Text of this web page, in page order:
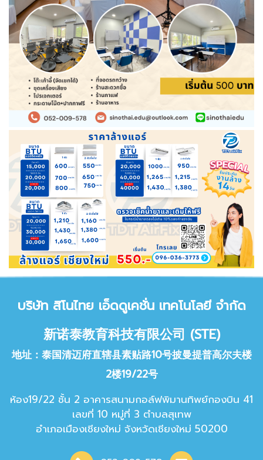
บริษัท สิโนไทย เอ็ดดูเคชั่น เทคโนโลยี จำกัด
新诺泰教育科技有限公司 (STE)
地址：泰国清迈府直辖县素贴路10号披曼提普高尔夫楼
2楼19/22号
ห้อง19/22 ชั้น 2 อาคารสนามกอล์ฟพิมานทิพย์กองบิน 41
เลขที่ 10 หมู่ที่ 3 ตำบลสุเทพ
อำเภอเมืองเชียงใหม่ จังหวัดเชียงใหม่ 50200